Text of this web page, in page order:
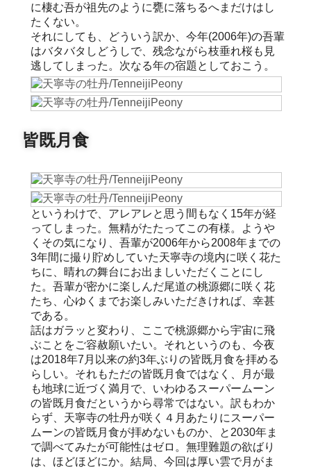
に棲む吾が祖先のように甕に落ちるへまだけはし
たくない。
それにしても、どういう訳か、今年(2006年)の吾輩
はバタバタしどうしで、残念ながら枝垂れ桜も見
逃してしまった。次なる年の宿題としておこう。
皆既月食
というわけで、アレアレと思う間もなく15年が経
ってしまった。無精がたたってこの有様。ようや
くその気になり、吾輩が2006年から2008年までの
3年間に撮り貯めしていた天寧寺の境内に咲く花た
ちに、晴れの舞台にお出ましいただくことにし
た。吾輩が密かに楽しんだ尾道の桃源郷に咲く花
たち、心ゆくまでお楽しみいただきければ、幸甚
である。
話はガラッと変わり、ここで桃源郷から宇宙に飛
ぶことをご容赦願いたい。それというのも、今夜
は2018年7月以来の約3年ぶりの皆既月食を拝める
らしい。それもただの皆既月食ではなく、月が最
も地球に近づく満月で、いわゆるスーパームーン
の皆既月食だというから尋常ではない。訳もわか
らず、天寧寺の牡丹が咲く４月あたりにスーパー
ムーンの皆既月食が拝めないものか、と2030年ま
で調べてみたが可能性はゼロ。無理難題の欲ばり
は、ほどほどにか。結局、今回は厚い雲で月がま